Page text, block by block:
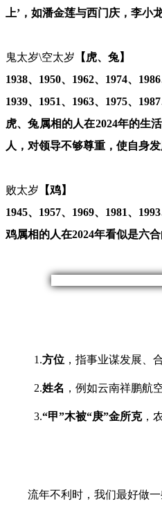
上’，如潘金莲与西门庆，李
鬼太岁\空太岁 【虎、兔】
1938、1950、1962、1974、
1939、1951、1963、1975、
虎、兔属相的人在2024年的生
人，对领导不够尊重，使自身
败太岁 【鸡】
1945、1957、1969、1981、
鸡属相的人在2024年看似是六
1.方位 ，指事业谋发展、
2.姓名 ，例如云南祥鹏航
3.“甲”木被“庚”金所克，
流年不利时，我们最好做